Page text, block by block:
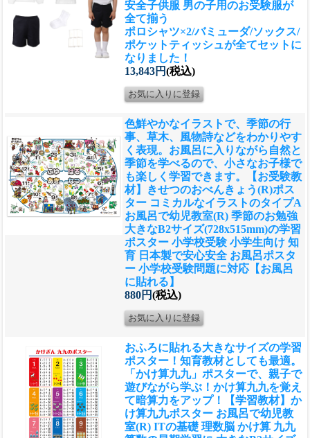
安全子供服 男の子用のお受験服が
全て揃う
ポロシャツ×2/バミューダ/ソックス/
ポケットティッシュが全てセットに
なりました！
13,843円(税込)
色鮮やかなイラストで、季節の行
事、草木、風物詩などをわかりやす
く表現。お風呂に入りながら自然と
季節を学べるので、小さなお子様で
も楽しく学習できます。
【お受験教
材】きせつのおべんきょう(R)ポス
ター コミカルなイラストのタイプA
お風呂で幼児教室(R) 季節のお勉強
大きなB2サイズ(728x515mm)の学習
ポスター 小学校受験 小学生向け 知
育 日本製で安心安全 お風呂ポスタ
ー 小学校受験問題に対応【お風呂
に貼れる】
880円(税込)
おふろに貼れる大きなサイズの学習
ポスター！知育教材としても最適。
「かけ算九九」ポスターで、親子で
遊びながら学ぶ！かけ算九九を覚え
て暗算力をアップ！
【学習教材】か
け算九九ポスター お風呂で幼児教
室(R) ITの基礎 理数脳 かけ算 九九